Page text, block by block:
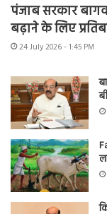
पंजाब सरकार
बढ़ाने के लिए
24 July 2026 - 1:45 PM